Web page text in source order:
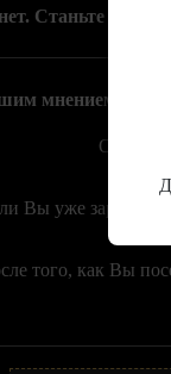
Станьте
мнением о
Отзывы
Вы уже
того, как Вы